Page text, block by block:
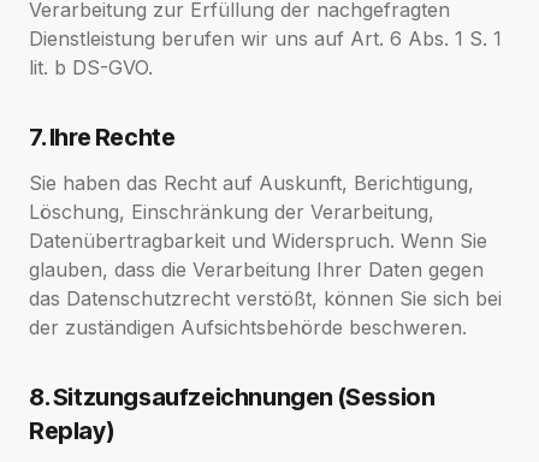
Verarbeitung zur Erfüllung der nachgefragten
Dienstleistung berufen wir uns auf Art. 6 Abs. 1 S. 1
lit. b DS-GVO.
7. Ihre Rechte
Sie haben das Recht auf Auskunft, Berichtigung,
Löschung, Einschränkung der Verarbeitung,
Datenübertragbarkeit und Widerspruch. Wenn Sie
glauben, dass die Verarbeitung Ihrer Daten gegen
das Datenschutzrecht verstößt, können Sie sich bei
der zuständigen Aufsichtsbehörde beschweren.
8. Sitzungsaufzeichnungen (Session
Replay)